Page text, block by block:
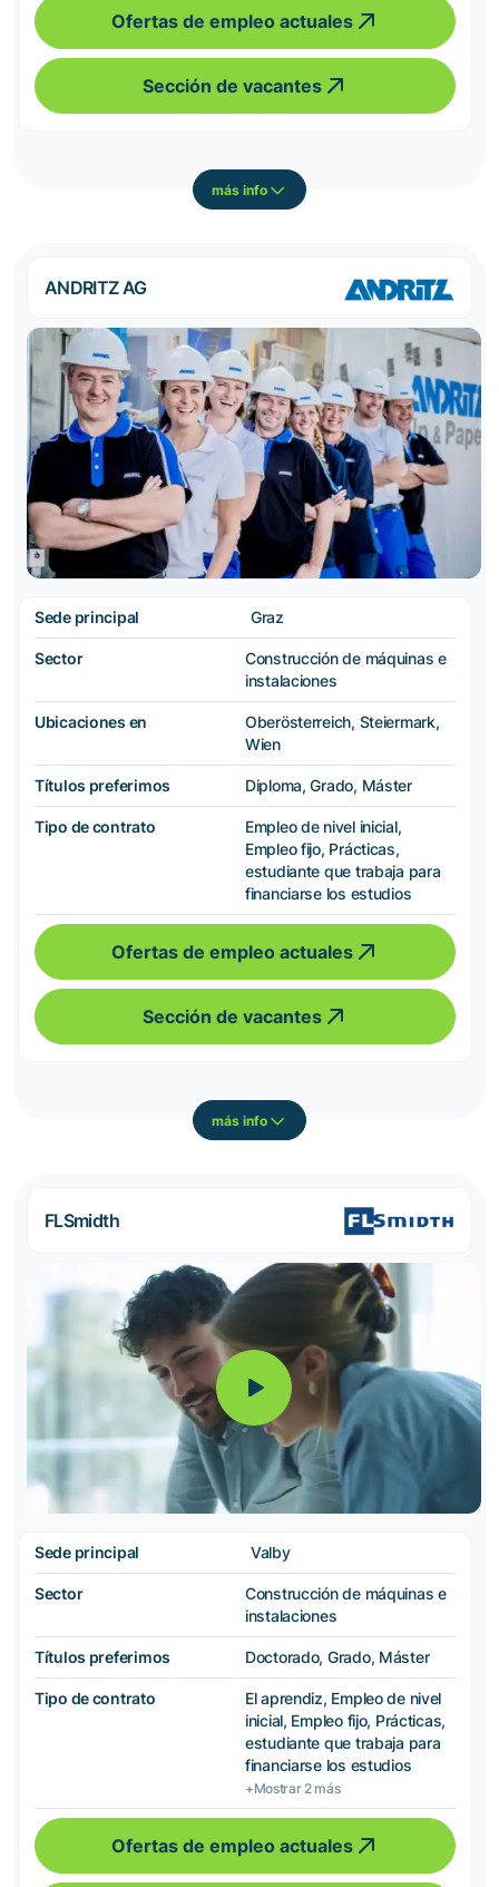
Ofertas de empleo actuales
Sección de vacantes
más info
ANDRITZ AG
Sede principal Graz
Sector
Construcción de máquinas e
instalaciones
Ubicaciones en
Oberösterreich, Steiermark,
Wien
Títulos preferimos Diploma, Grado, Máster
Tipo de contrato
Empleo de nivel inicial,
Empleo fijo, Prácticas,
estudiante que trabaja para
financiarse los estudios
Ofertas de empleo actuales
Sección de vacantes
más info
FLSmidth
Sede principal Valby
Sector
Construcción de máquinas e
instalaciones
Títulos preferimos Doctorado, Grado, Máster
Tipo de contrato
El aprendiz, Empleo de nivel
inicial, Empleo fijo, Prácticas,
estudiante que trabaja para
financiarse los estudios
+Mostrar 2 más
Ofertas de empleo actuales